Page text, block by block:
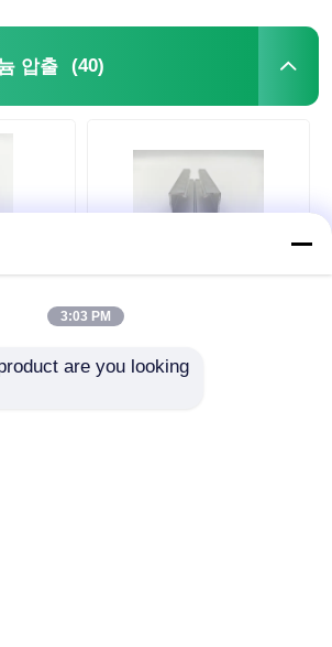
압출 (40)
화 알
용되는 방수 실버 산업
용 알루미늄 압출
최고의 가격
3:03 PM
are you looking